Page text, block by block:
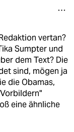
vertan?
Sumpter und
dem Text? Die
sind, mögen ja
die Obamas,
eine ähnliche